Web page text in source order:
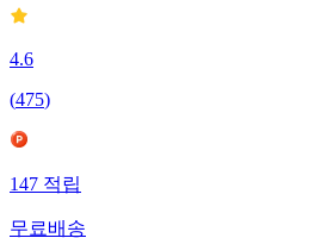
4.6
(475)
147적립